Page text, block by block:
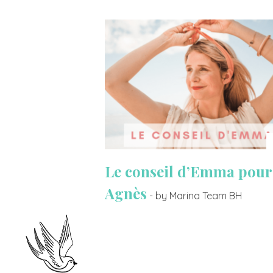
Le conseil d’Emma pour
Agnès - by Marina Team BH